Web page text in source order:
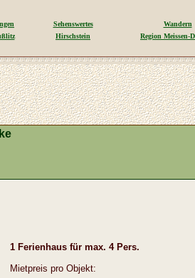
Sehenswertes
Wandern
Hirschstein Region Meissen-
1 Ferienhaus für max. 4 Pers.
Mietpreis pro Objekt: